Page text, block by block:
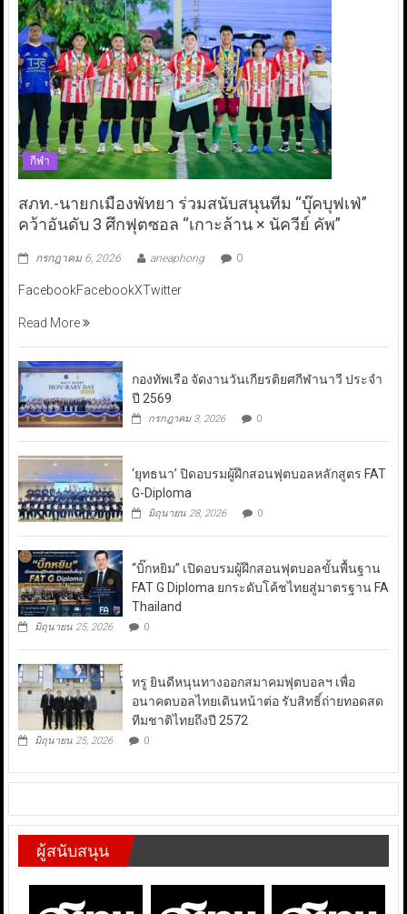
กีฬา
สภท.-นายกเมืองพัทยา ร่วมสนับสนุนทีม “บุ๊คบุฟเฟ่”
คว้าอันดับ 3 ศึกฟุตซอล “เกาะล้าน × นัควีย์ คัพ”
กรกฎาคม 6, 2026 aneaphong 0
FacebookFacebookXTwitter
Read More
กองทัพเรือ จัดงานวันเกียรติยศกีฬานาวี ประจำ
ปี 2569
กรกฎาคม 3, 2026 0
‘ยุทธนา’ ปิดอบรมผู้ฝึกสอนฟุตบอลหลักสูตร FAT
G-Diploma
มิถุนายน 28, 2026 0
“บิ๊กหยิม” เปิดอบรมผู้ฝึกสอนฟุตบอลขั้นพื้นฐาน
FAT G Diploma ยกระดับโค้ชไทยสู่มาตรฐาน FA
Thailand
มิถุนายน 25, 2026 0
ทรู ยินดีหนุนทางออกสมาคมฟุตบอลฯ เพื่อ
อนาคตบอลไทยเดินหน้าต่อ รับสิทธิ์ถ่ายทอดสด
ทีมชาติไทยถึงปี 2572
มิถุนายน 25, 2026 0
ผู้สนับสนุน